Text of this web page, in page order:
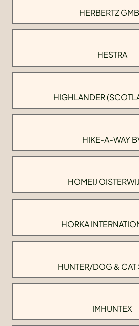
HERBERTZ
HESTRA
HIGHLANDER
HIKE-A-WAY
HOMEIJ
HORKA
HUNTER/DOG & CAT
IMHUNTEX